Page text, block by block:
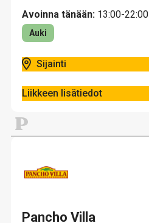
Avoinna tänään: 13:00-22:00
Auki
Sijainti
Liikkeen lisätiedot
P
Pancho Villa